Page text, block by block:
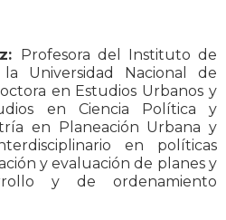
Profesora del Instituto de
Universidad Nacional de
en Estudios Urbanos y
en Ciencia Política y
en Planeación Urbana y
en políticas
y evaluación de planes y
y de ordenamiento